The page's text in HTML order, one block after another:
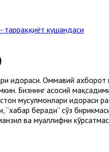
тарраққиёт кушандаси
идораси. Оммавий ахборот
Бизнинг асосий
мусулмонлари идораси
“хабар беради” сўз
ва муаллифни